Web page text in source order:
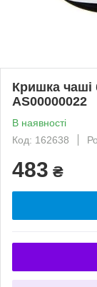
Кришка чаші
AS00000022
В наявності
Код: 162638
483 ₴